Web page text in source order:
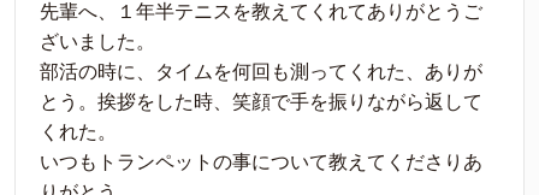
先輩へ、１年半テニスを教えてくれてありがとうご
ざいました。
部活の時に、タイムを何回も測ってくれた、ありが
とう。挨拶をした時、笑顔で手を振りながら返して
くれた。
いつもトランペットの事について教えてくださりあ